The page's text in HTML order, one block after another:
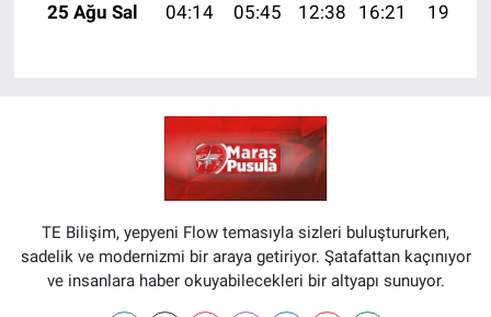
25 Ağu Sal
04:14 05:45 12:38 16:21 19:21
TE Bilişim, yepyeni Flow temasıyla sizleri buluştururken,
sadelik ve modernizmi bir araya getiriyor. Şatafattan kaçınıyor
ve insanlara haber okuyabilecekleri bir altyapı sunuyor.